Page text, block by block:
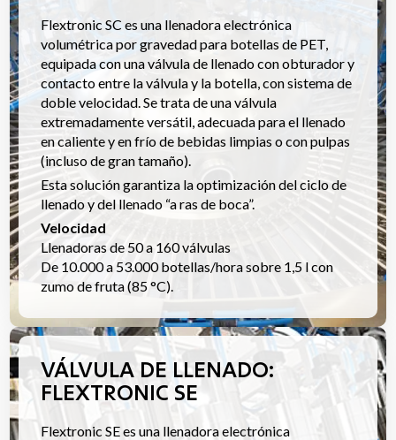
Flextronic SC es una llenadora electrónica
volumétrica por gravedad para botellas de PET,
equipada con una válvula de llenado con obturador y
contacto entre la válvula y la botella, con sistema de
doble velocidad. Se trata de una válvula
extremadamente versátil, adecuada para el llenado
en caliente y en frío de bebidas limpias o con pulpas
(incluso de gran tamaño).
Esta solución garantiza la optimización del ciclo de
llenado y del llenado “a ras de boca”.
Velocidad
Llenadoras de 50 a 160 válvulas
De 10.000 a 53.000 botellas/hora sobre 1,5 l con
zumo de fruta (85 °C).
VÁLVULA DE LLENADO:
FLEXTRONIC SE
Flextronic SE es una llenadora electrónica